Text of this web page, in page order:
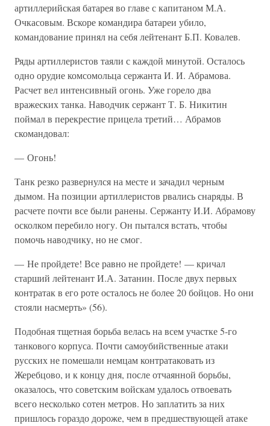
артиллерийская батарея во главе с капитаном М.А.
Очкасовым. Вскоре командира батареи убило,
командование принял на себя лейтенант Б.П. Ковалев.
Ряды артиллеристов таяли с каждой минутой. Осталось
одно орудие комсомольца сержанта И. И. Абрамова.
Расчет вел интенсивный огонь. Уже горело два
вражеских танка. Наводчик сержант Т. Б. Никитин
поймал в перекрестие прицела третий… Абрамов
скомандовал:
— Огонь!
Танк резко развернулся на месте и зачадил черным
дымом. На позиции артиллеристов рвались снаряды. В
расчете почти все были ранены. Сержанту И.И. Абрамову
осколком перебило ногу. Он пытался встать, чтобы
помочь наводчику, но не смог.
— Не пройдете! Все равно не пройдете! — кричал
старший лейтенант И.А. Затанин. После двух первых
контратак в его роте осталось не более 20 бойцов. Но они
стояли насмерть» (56).
Подобная тщетная борьба велась на всем участке 5-го
танкового корпуса. Почти самоубийственные атаки
русских не помешали немцам контратаковать из
Жеребцово, и к концу дня, после отчаянной борьбы,
оказалось, что советским войскам удалось отвоевать
всего несколько сотен метров. Но заплатить за них
пришлось гораздо дороже, чем в предшествующей атаке